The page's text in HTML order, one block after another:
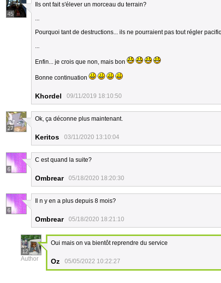
45
Ils ont fait s'élever un morceau du terrain?
...
Pourquoi tant de destructions... ils ne pourraient pas tout régler
...
Enfin... je crois que non, mais bon
Bonne continuation
Khordel 09/11/2019 18:10:50
27
Ok, ça déconne plus maintenant.
Keritos 03/11/2020 13:10:04
6
C est quand la suite?
Ombrear 05/18/2020 18:20:30
6
Il n y en a plus depuis 8 mois?
Ombrear 05/18/2020 18:21:10
12
Author
Oui mais on va bientôt reprendre du service
Oz 05/05/2022 10:22:27